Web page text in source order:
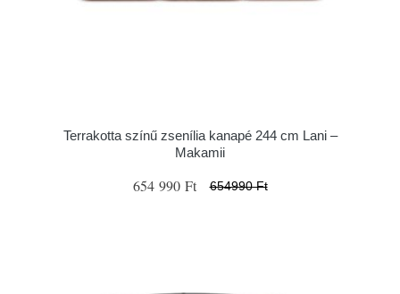
Terrakotta színű zsenília kanapé 244 cm Lani –
Makamii
654 990 Ft 654990 Ft